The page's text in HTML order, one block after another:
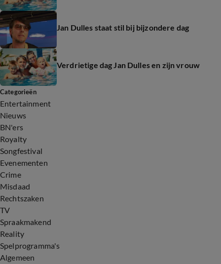
Jan Dulles staat stil bij bijzondere dag
Verdrietige dag Jan Dulles en zijn vrouw
Categorieën
Entertainment
Nieuws
BN'ers
Royalty
Songfestival
Evenementen
Crime
Misdaad
Rechtszaken
TV
Spraakmakend
Reality
Spelprogramma's
Algemeen